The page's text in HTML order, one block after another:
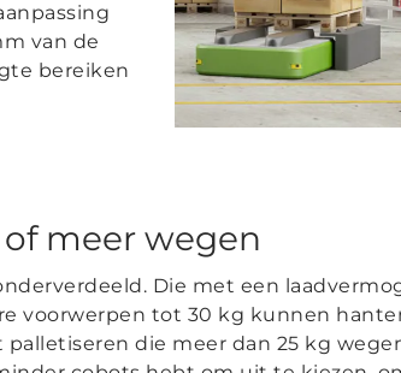
van de
bereiken
meer wegen
Die met een
voorwerpen tot 30 kg kunnen
die meer dan 25 kg